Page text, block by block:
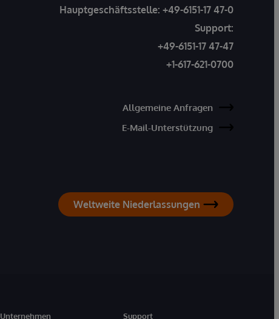
Hauptgeschäftsstelle: +49-6151-17 47-0
Support:
+49-6151-17 47-47
+1-617-621-0700
Allgemeine Anfragen
E-Mail-Unterstützung
Weltweite Niederlassungen
Unternehmen Support